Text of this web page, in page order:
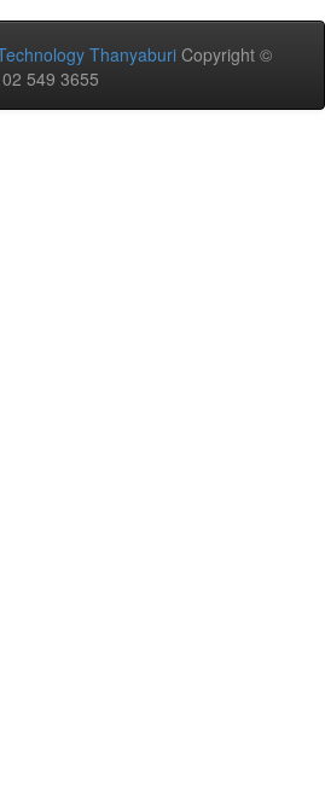
Thanyaburi Copyright ©
02 549 3655